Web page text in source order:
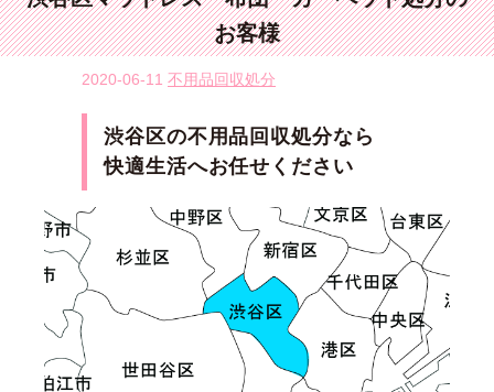
お客様
2020-06-11 不用品回収処分
渋谷区の不用品回収処分なら
快適生活へお任せください